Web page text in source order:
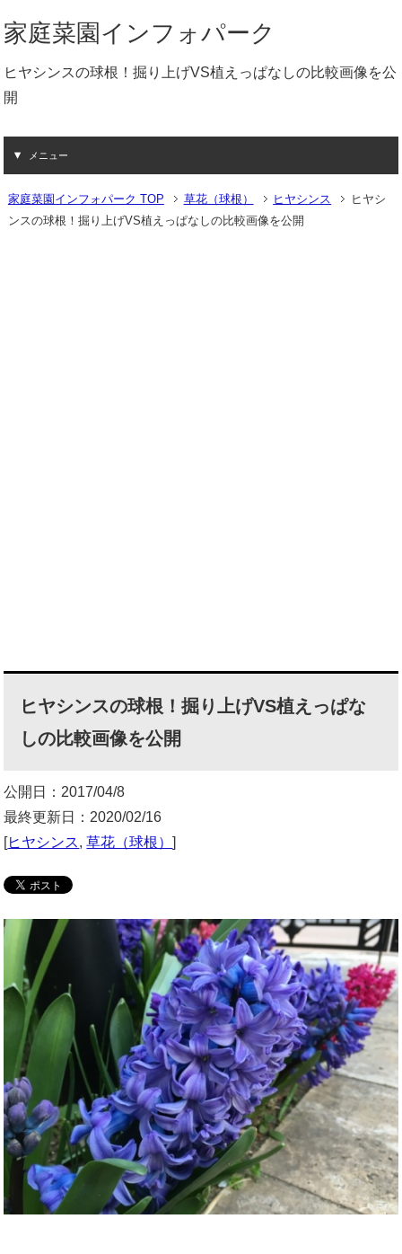
家庭菜園インフォパーク
ヒヤシンスの球根！掘り上げVS植えっぱなしの比較画像を公
開
メニュー
家庭菜園インフォパーク TOP 草花（球根） ヒヤシンス
ヒヤシ
ンスの球根！掘り上げVS植えっぱなしの比較画像を公開
ヒヤシンスの球根！掘り上げVS植えっぱな
しの比較画像を公開
公開日：2017/04/8
最終更新日：2020/02/16
[ヒヤシンス,草花（球根）]